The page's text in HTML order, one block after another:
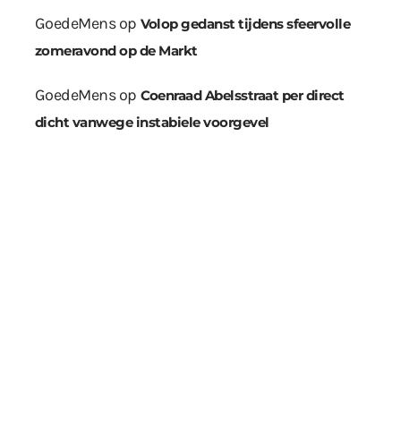
GoedeMensop Volop gedanst tijdens sfeervolle
zomeravond op de Markt
GoedeMensop Coenraad Abelsstraat per direct
dicht vanwege instabiele voorgevel